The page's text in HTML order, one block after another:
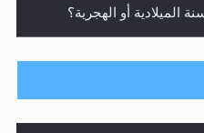
أو الهجرية؟